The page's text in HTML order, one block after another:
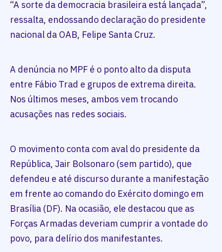
“A sorte da democracia brasileira está lançada”,
ressalta, endossando declaração do presidente
nacional da OAB, Felipe Santa Cruz.
A denúncia no MPF é o ponto alto da disputa
entre Fábio Trad e grupos de extrema direita.
Nos últimos meses, ambos vem trocando
acusações nas redes sociais.
O movimento conta com aval do presidente da
República, Jair Bolsonaro (sem partido), que
defendeu e até discurso durante a manifestação
em frente ao comando do Exército domingo em
Brasília (DF). Na ocasião, ele destacou que as
Forças Armadas deveriam cumprir a vontade do
povo, para delírio dos manifestantes.